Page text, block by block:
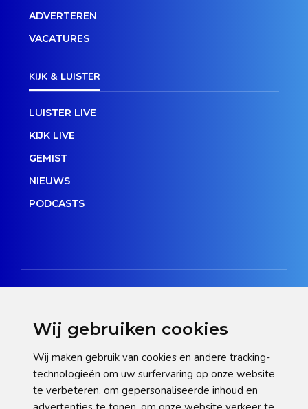
Wij gebruiken cookies
Wij maken gebruik van cookies en andere tracking-
technologieën om uw surfervaring op onze website
te verbeteren, om gepersonaliseerde inhoud en
ADVERTEREN
VACATURES
KIJK & LUISTER
LUISTER LIVE
KIJK LIVE
GEMIST
NIEUWS
PODCASTS
Privacy verklaring
Cookie statement